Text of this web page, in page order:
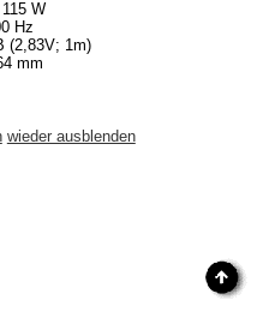
W
Hz
(2,83V; 1m)
mm
wieder ausblenden